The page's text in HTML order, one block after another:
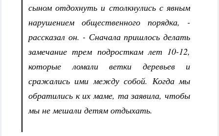
сыном отдохнуть и столкнулись с явным
нарушением общественного порядка, -
рассказал он. - Сначала пришлось делать
замечание трем подросткам лет 10-12,
которые ломали ветки деревьев и
сражались ими между собой. Когда мы
обратились к их маме, та заявила, чтобы
мы не мешали детям отдыхать.